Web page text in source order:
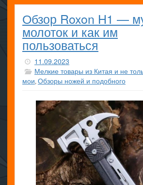
Обзор Roxon H1 —
молоток и как им
пользоваться
11.09.2023
Мелкие товары из Китая и не
мои, Обзоры ножей и подобного